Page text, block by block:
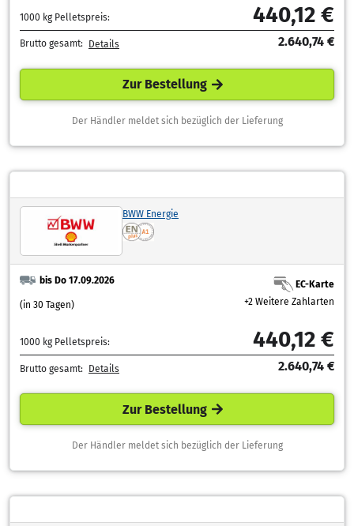
1000 kg Pelletspreis: 440,12 €
Brutto gesamt: Details 2.640,74 €
Zur Bestellung
Der Händler meldet sich bezüglich der Lieferung
BWW Energie
bis Do 17.09.2026
(in 30 Tagen)
EC-Karte
+2 Weitere Zahlarten
1000 kg Pelletspreis: 440,12 €
Brutto gesamt: Details 2.640,74 €
Zur Bestellung
Der Händler meldet sich bezüglich der Lieferung